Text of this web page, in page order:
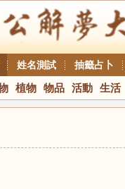
姓名測試 抽籤占卜
植物 物品 活動 生活